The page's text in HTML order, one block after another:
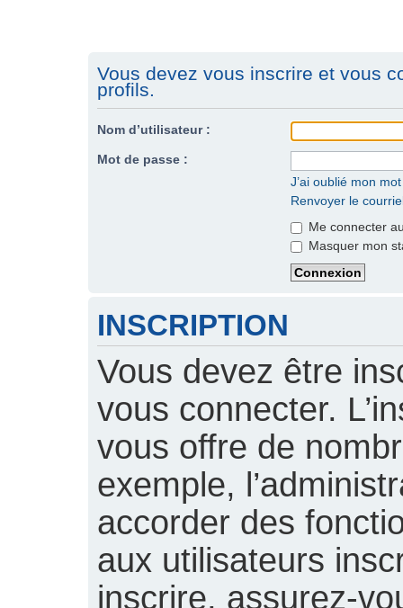
Vous devez vous inscrire et vous
profils.
Nom d’utilisateur :
Mot de passe :
J’ai oublié mon
Renvoyer le
Me connecter
Masquer mon
INSCRIPTION
Vous devez être
vous connecter.
vous offre de
exemple,
accorder des
aux utilisateurs
inscrire, assurez-